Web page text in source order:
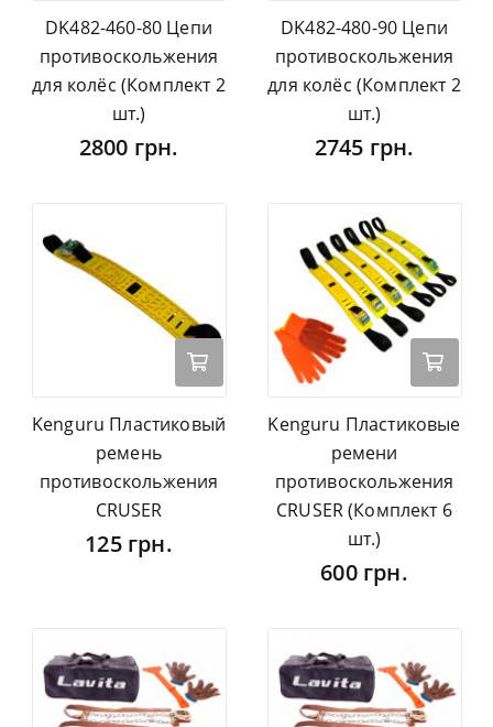
DK482-460-80 Цепи
противоскольжения
для колёс (Комплект 2
шт.)
2800 грн.
DK482-480-90 Цепи
противоскольжения
для колёс (Комплект 2
шт.)
2745 грн.
Kenguru Пластиковый
ремень
противоскольжения
CRUSER
125 грн.
Kenguru Пластиковые
ремени
противоскольжения
CRUSER (Комплект 6
шт.)
600 грн.